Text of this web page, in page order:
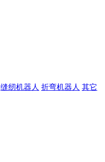
缝纫机器人 折弯机器人 其它